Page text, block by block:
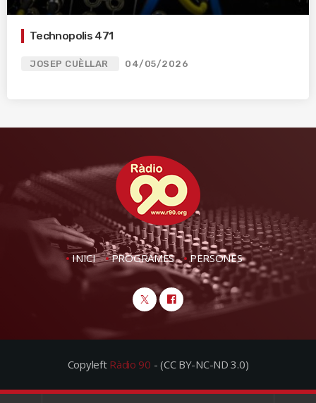
Technopolis 471
JOSEP CUÈLLAR 04/05/2026
INICI PROGRAMES PERSONES
Copyleft Ràdio 90 - (CC BY-NC-ND 3.0)